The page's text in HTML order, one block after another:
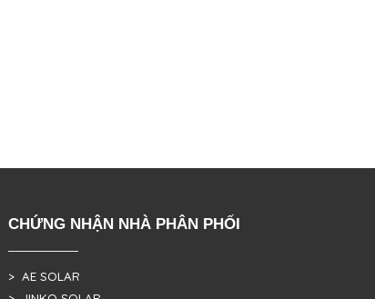
CHỨNG NHẬN NHÀ PHÂN PHỐI
> AE SOLAR